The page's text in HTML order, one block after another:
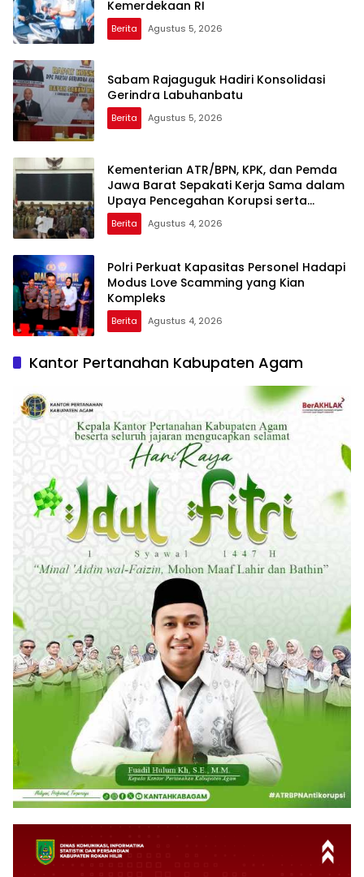
Kemerdekaan RI
Berita Agustus 5, 2026
Sabam Rajaguguk Hadiri Konsolidasi
Gerindra Labuhanbatu
Berita Agustus 5, 2026
Kementerian ATR/BPN, KPK, dan Pemda
Jawa Barat Sepakati Kerja Sama dalam
Upaya Pencegahan Korupsi serta
Penguatan Ekonomi Daerah
Berita Agustus 4, 2026
Polri Perkuat Kapasitas Personel Hadapi
Modus Love Scamming yang Kian
Kompleks
Berita Agustus 4, 2026
Kantor Pertanahan Kabupaten Agam